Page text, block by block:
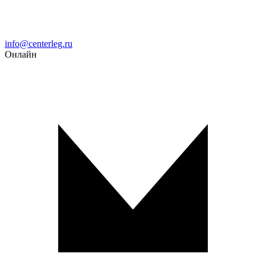
Email
info@centerleg.ru
Онлайн